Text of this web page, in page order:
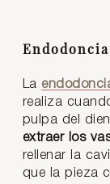
La
realiza
pulpa del
extraer los
rellenar la
que la pieza